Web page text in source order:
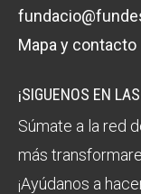
Mapa y contacto
¡SIGUENOS EN
Súmate a la red
más
¡Ayúdanos a